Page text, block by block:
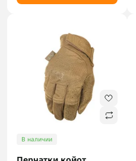
В наличии